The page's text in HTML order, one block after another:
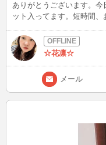
ありがとうございます。
ット入ってます。短時間、
からお仕事行って来ます!
☆花凛☆
メール